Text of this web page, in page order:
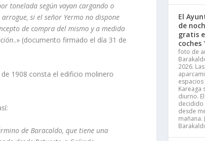
tonelada según vayan car­gando o
si el señor Yermo no dispone
de compra del mismo y a medida
..» (documento firmado el dí­a 31 de
1908 consta el edificio molinero
de Baracaldo, que tiene una
El
de
gratis
foto de
2026.
Kareaga
diurno.
decidido
desde
mañana.